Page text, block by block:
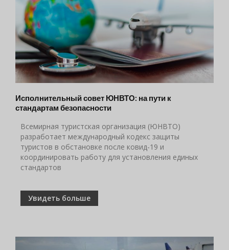
Исполнительный совет ЮНВТО: на пути к
стандартам безопасности
Всемирная туристская организация (ЮНВТО)
разработает международный кодекс защиты
туристов в обстановке после ковид-19 и
координировать работу для установления единых
стандартов
Увидеть больше